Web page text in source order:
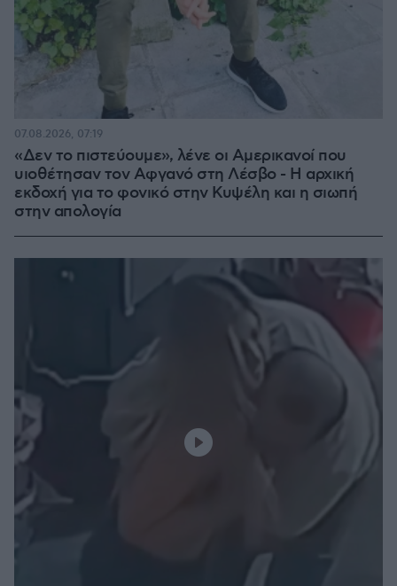
«Δεν το πιστεύουμε», λένε οι Αμερικανοί που
υιοθέτησαν τον Αφγανό στη Λέσβο - Η αρχική
εκδοχή για το φονικό στην Κυψέλη και η σιωπή
στην απολογία
07.08.2026, 07:19